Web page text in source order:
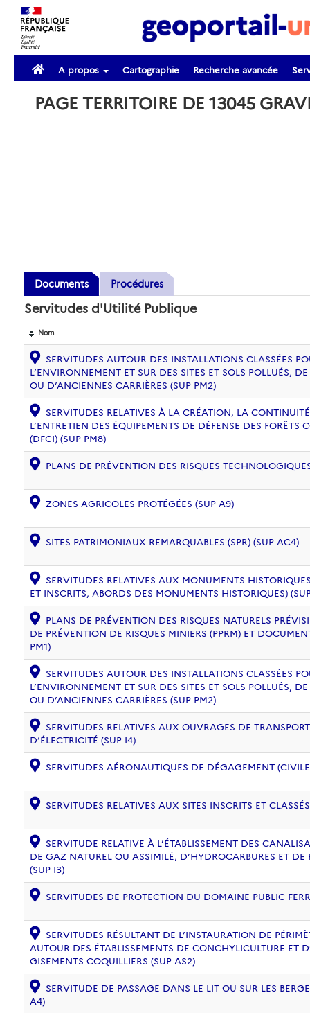
A propos Cartographie Recherche avancée
PAGE TERRITOIRE DE 13045
Documents Procédures
Servitudes d'Utilité Publique
Nom
SERVITUDES AUTOUR DES INSTALLATIONS CLASSÉES
L’ENVIRONNEMENT ET SUR DES SITES ET SOLS POLLUÉS,
OU D’ANCIENNES CARRIÈRES (SUP PM2)
SERVITUDES RELATIVES À LA CRÉATION, LA
L’ENTRETIEN DES ÉQUIPEMENTS DE DÉFENSE DES FORÊTS
(DFCI) (SUP PM8)
PLANS DE PRÉVENTION DES RISQUES
ZONES AGRICOLES PROTÉGÉES (SUP A9)
SITES PATRIMONIAUX REMARQUABLES (SPR) (SUP AC4)
SERVITUDES RELATIVES AUX MONUMENTS
ET INSCRITS, ABORDS DES MONUMENTS HISTORIQUES)
PLANS DE PRÉVENTION DES RISQUES NATURELS
DE PRÉVENTION DE RISQUES MINIERS (PPRM) ET
PM1)
SERVITUDES AUTOUR DES INSTALLATIONS CLASSÉES
L’ENVIRONNEMENT ET SUR DES SITES ET SOLS POLLUÉS,
OU D’ANCIENNES CARRIÈRES (SUP PM2)
SERVITUDES RELATIVES AUX OUVRAGES DE
D’ÉLECTRICITÉ (SUP I4)
SERVITUDES AÉRONAUTIQUES DE DÉGAGEMENT
SERVITUDES RELATIVES AUX SITES INSCRITS ET
SERVITUDE RELATIVE À L’ÉTABLISSEMENT DES
DE GAZ NATUREL OU ASSIMILÉ, D’HYDROCARBURES ET
(SUP I3)
SERVITUDES DE PROTECTION DU DOMAINE PUBLIC
SERVITUDES RÉSULTANT DE L’INSTAURATION DE
AUTOUR DES ÉTABLISSEMENTS DE CONCHYLICULTURE ET
GISEMENTS COQUILLIERS (SUP AS2)
SERVITUDE DE PASSAGE DANS LE LIT OU SUR LES
A4)